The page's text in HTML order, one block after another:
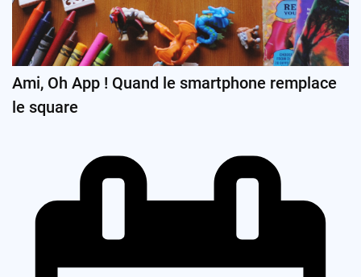
Ami, Oh App ! Quand le smartphone remplace
le square